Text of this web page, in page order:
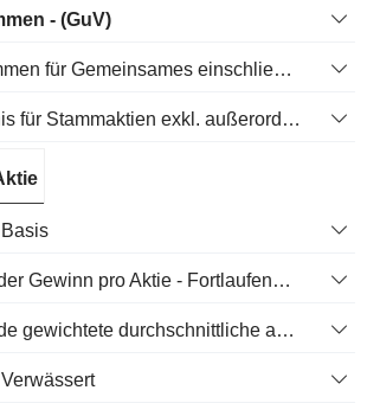
- (GuV)
Nettoeinkommen für Gemeinsames einschließlich außerordentlicher Posten
Nettoergebnis für Stammaktien exkl. außerordentliche Posten
Grundlegender Gewinn pro Aktie - Fortlaufende Geschäftstätigkeit
Grundlegende gewichtete durchschnittliche ausstehende Aktien